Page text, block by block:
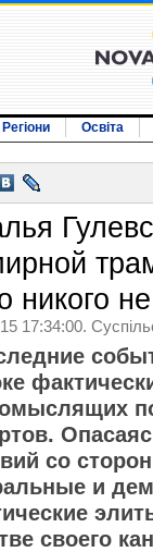
Регіони Освіта
никого
17:34:00.
со
и
своего